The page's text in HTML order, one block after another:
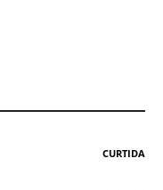
CURTIDA